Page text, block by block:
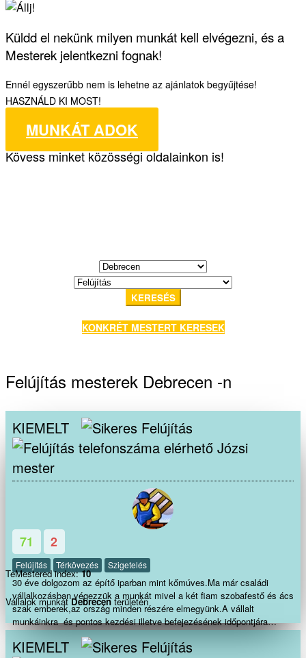
Küldd el nekünk milyen munkát kell elvégezni, és a
Mesterek jelentkezni fognak!
Ennél egyszerűbb nem is lehetne az ajánlatok begyűjtése!
HASZNÁLD KI MOST!
MUNKÁT ADOK
Kövess minket közösségi oldalainkon is!
KERESÉS
KONKRÉT MESTERT KERESEK
Felújítás mesterek Debrecen -n
KIEMELT
Józsi
mester
71 2
Felújítás Térkövezés Szigetelés
30 éve dolgozom az építő iparban mint kőmúves.Ma már családi
vállalkozásban végezzük a munkát mivel a két fiam szobafestő és ács
szak emberek,az ország minden részére elmegyünk.A vállalt
munkáinkra és pontos kezdési illetve befejezésének időpontjára
valamint a munka minőségére garanciát vállalunk.
TeMestered index:10
Vállalok munkátDebrecenterületén
KIEMELT